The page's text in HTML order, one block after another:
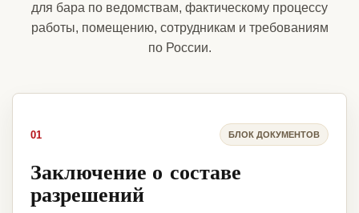
для бара по ведомствам, фактическому процессу
работы, помещению, сотрудникам и требованиям
по России.
01 БЛОК ДОКУМЕНТОВ
Заключение о составе
разрешений